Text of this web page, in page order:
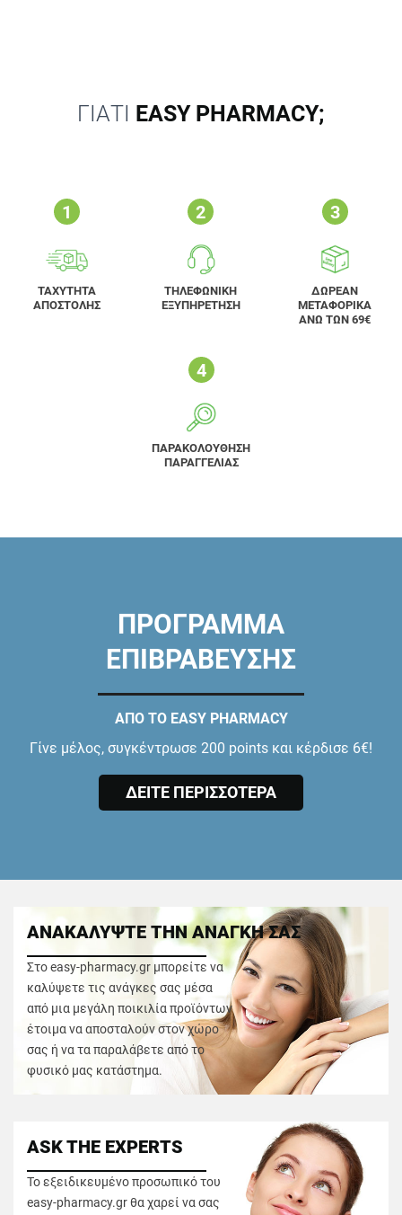
ΓΙΑΤΙ EASY PHARMACY;
ΤΑΧΥΤΗΤΑ
ΑΠΟΣΤΟΛΗΣ
ΤΗΛΕΦΩΝΙΚΗ
ΕΞΥΠΗΡΕΤΗΣΗ
ΔΩΡΕΑΝ
ΜΕΤΑΦΟΡΙΚΑ
ΑΝΩ ΤΩΝ 69€
ΠΑΡΑΚΟΛΟΥΘΗΣΗ
ΠΑΡΑΓΓΕΛΙΑΣ
ΠΡΟΓΡΑΜΜΑ
ΕΠΙΒΡΑΒΕΥΣΗΣ
ΑΠΟ ΤΟ EASY PHARMACY
Γίνε μέλος, συγκέντρωσε 200 points και κέρδισε 6€!
ΔΕΙΤΕ ΠΕΡΙΣΣΟΤΕΡΑ
ΑΝΑΚΑΛΥΨΤΕ ΤΗΝ ΑΝΑΓΚΗ ΣΑΣ
Στο easy-pharmacy.gr μπορείτε να
καλύψετε τις ανάγκες σας μέσα
από μια μεγάλη ποικιλία προϊόντων
έτοιμα να αποσταλούν στον χώρο
σας ή να τα παραλάβετε από το
φυσικό μας κατάστημα.
ASK THE EXPERTS
Το εξειδικευμένο προσωπικό του
easy-pharmacy.gr θα χαρεί να σας